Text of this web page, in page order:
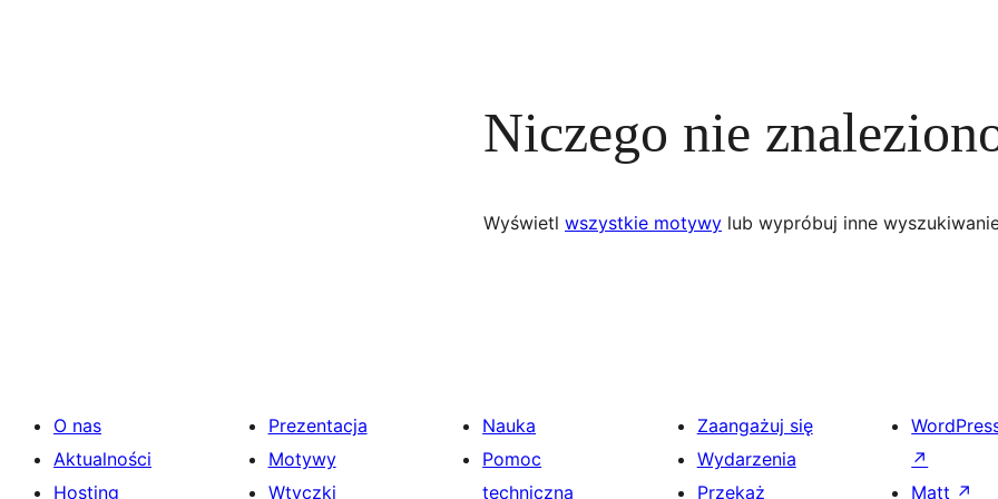
Niczego nie
Wyświetl wszystkie motywy lub wypróbuj inne
O nas
Aktualności
Hosting
Prezentacja
Motywy
Wtyczki
Nauka
Pomoc
techniczna
Zaangażuj się
Wydarzenia
Przekaż
↗
Matt ↗